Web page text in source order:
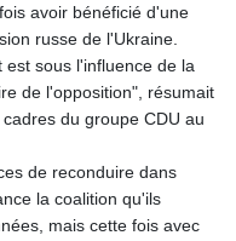
avoir bénéficié d'une
russe de l'Ukraine.
est sous l'influence de la
de l'opposition", résumait
du groupe CDU au
de reconduire dans
la coalition qu'ils
mais cette fois avec